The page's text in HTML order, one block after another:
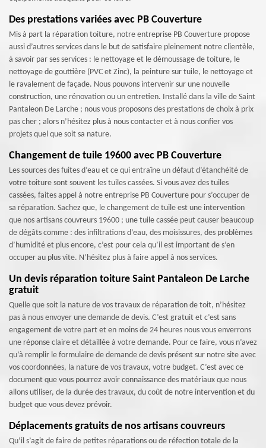
Des prestations variées avec PB Couverture
Mis à part la réparation toiture, notre entreprise PB Couverture propose
aussi d’autres services dans le but de satisfaire pleinement notre clientèle,
à savoir par ses services : le nettoyage et le démoussage de toiture, le
nettoyage de gouttière (PVC et Zinc), la peinture sur tuile, le nettoyage et
le ravalement de façade. Nous pouvons intervenir sur une nouvelle
construction, une rénovation ou un entretien. Installé dans la ville de Saint
Pantaleon De Larche ; nous vous proposons des prestations de choix à prix
pas cher ; alors n’hésitez plus à nous contacter et à nous confier vos
projets quel que soit sa nature.
Changement de tuile 19600 avec PB Couverture
Les sources des fuites d’eau et ce qui entraîne un défaut d’étanchéité de
votre toiture sont souvent les tuiles cassées. Si vous avez des tuiles
cassées, faites appel à notre entreprise PB Couverture pour s’occuper de
sa réparation. Sachez que, le changement de tuile est une intervention
que nos artisans couvreurs 19600 ; une tuile cassée peut causer beaucoup
de dégâts comme : des infiltrations d’eau, des moisissures, des problèmes
d’humidité et plus encore, c’est pour cela qu’il est important de s’en
occuper au plus vite. N’hésitez plus à faire appel à nos services.
Un devis réparation toiture Saint Pantaleon De Larche
gratuit
Quelle que soit la nature de vos travaux de réparation de toit, n’hésitez
pas à nous envoyer une demande de devis. C’est gratuit et c’est sans
engagement de votre part et en moins de 24 heures nous vous enverrons
une réponse claire et détaillée à votre demande. Pour ce faire, vous n’avez
qu’à remplir le formulaire de demande de devis présent sur notre site avec
vos coordonnées, la nature de vos travaux, votre budget. C’est avec ce
document que vous pourrez avoir connaissance des matériaux que nous
allons utiliser, de la durée des travaux, du coût de notre intervention et du
budget que vous devez prévoir.
Déplacements gratuits de nos artisans couvreurs
Qu’il s’agit de faire de petites réparations ou de réfection totale de la